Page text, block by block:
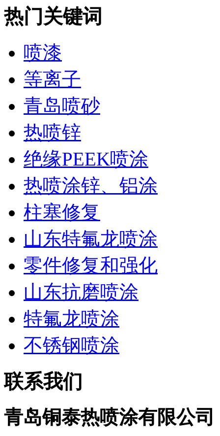
热门关键词
喷漆
等离子
青岛喷砂
热喷锌
绝缘PEEK喷涂
热喷涂锌、铝涂
柱塞修复
山东特氟龙喷涂
零件修复和强化
山东抗磨喷涂
特氟龙喷涂
不锈钢喷涂
联系我们
青岛铜泰热喷涂有限公